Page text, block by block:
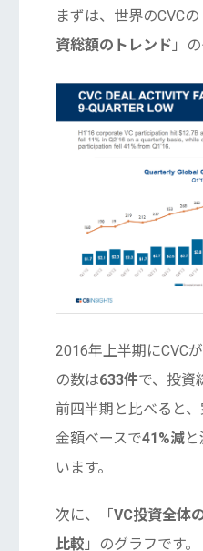
まずは、世界のCVCの
資総額のトレンド 」
2016年上半期にCVC
の数は633件で、投資
前四半期と比べると
金額ベースで41%減と
います。
次に、「 VC投資全体
比較 」のグラフです。